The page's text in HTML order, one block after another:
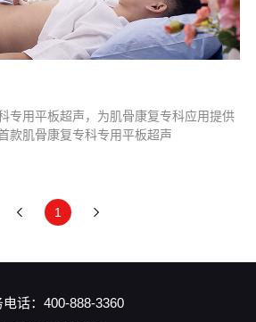
专用平板超声，为肌骨康复专科应用提供
款肌骨康复专科专用平板超声
1
电话：400-888-3360